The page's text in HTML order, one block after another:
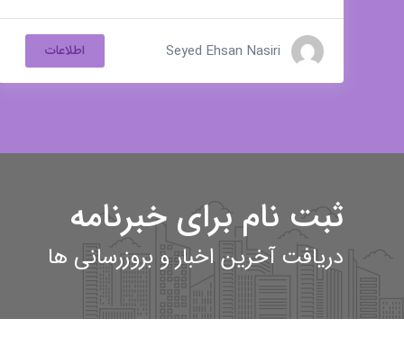
Seyed Ehsan Nasiri اطلاعات
ثبت نام برای خبرنامه
دریافت آخرین اخبار و بروزرسانی ها